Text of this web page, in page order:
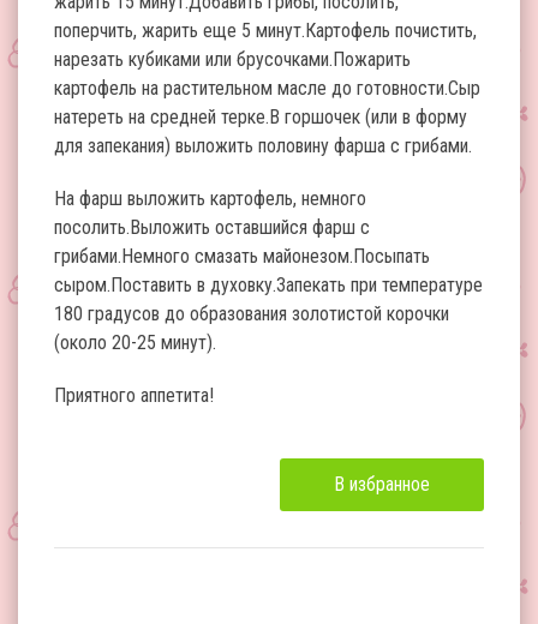
поперчить, жарить еще 5 минут.Картофель почистить,
нарезать кубиками или брусочками.Пожарить
картофель на растительном масле до готовности.Сыр
натереть на средней терке.В горшочек (или в форму
для запекания) выложить половину фарша с грибами.
На фарш выложить картофель, немного
посолить.Выложить оставшийся фарш с
грибами.Немного смазать майонезом.Посыпать
сыром.Поставить в духовку.Запекать при температуре
180 градусов до образования золотистой корочки
(около 20-25 минут).
Приятного аппетита!
В избранное